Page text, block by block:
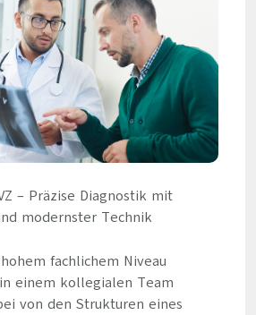
– Präzise Diagnostik mit
modernster Technik
fachlichem Niveau
einem kollegialen Team
von den Strukturen eines